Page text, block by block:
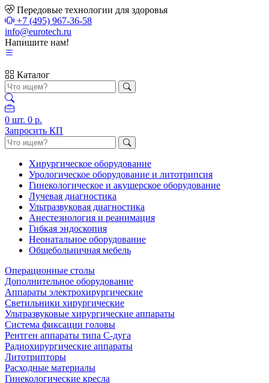
Передовые технологии для здоровья
+7 (495) 967-36-58
info@eurotech.ru
Напишите нам!
Каталог
0 шт. 0 р.
Запросить КП
Хирургическое оборудование
Урологическое оборудование и литотрипсия
Гинекологическое и акушерское оборудование
Лучевая диагностика
Ультразвуковая диагностика
Анестезиология и реанимация
Гибкая эндоскопия
Неонатальное оборудование
Общебольничная мебель
Операционные столы
Дополнительное оборудование
Аппараты электрохирургические
Светильники хирургические
Ультразвуковые хирургические аппараты
Система фиксации головы
Рентген аппараты типа С-дуга
Радиохирургические аппараты
Литотрипторы
Расходные материалы
Гинекологические кресла